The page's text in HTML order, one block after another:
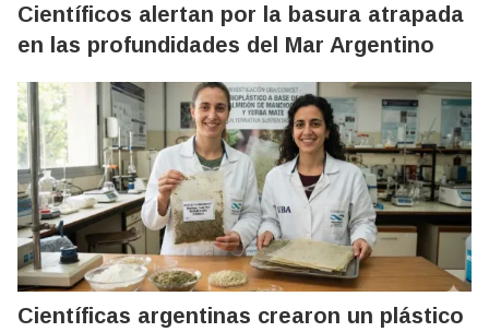
Científicos alertan por la basura atrapada
en las profundidades del Mar Argentino
Científicas argentinas crearon un plástico